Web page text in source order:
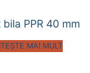
bila PPR 40 mm
MAI MULT